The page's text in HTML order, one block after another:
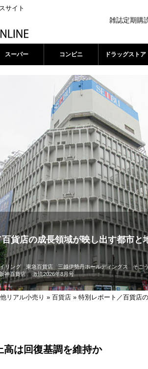
サイト
雑誌定期購
スーパー コンビニ ドラッグストア
貨店の成長領域が映し出す都市と
リング 東急百貨店 三越伊勢丹ホールディングス そご
神百貨店 激流2026年8月号
リアル小売り » 百貨店 » 特別レポート／百貨店
高は回復基調を維持か